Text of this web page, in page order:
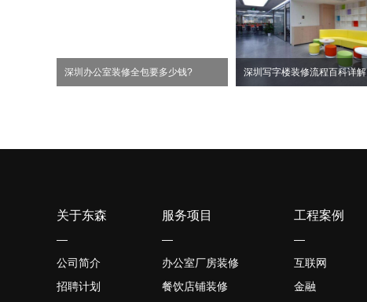
深圳办公室装修全包要多少钱? 深圳写字楼装修流程百科详解
关于东森
—
公司简介
招聘计划
服务项目
—
办公室厂房装修
餐饮店铺装修
工程案例
—
互联网
金融